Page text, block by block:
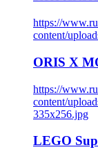
https://
content/
ORIS X
https://
content/
335x256.jpg
LEGO